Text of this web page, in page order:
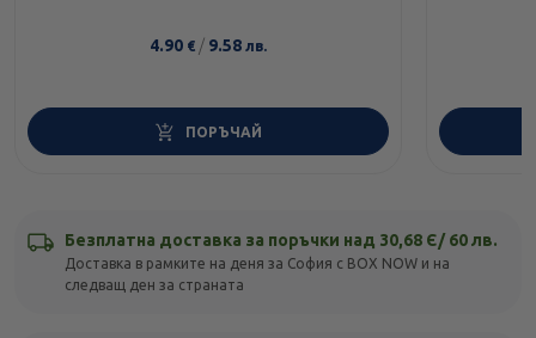
4.90 € / 9.58 лв.
ПОРЪЧАЙ
Безплатна доставка за поръчки над 30,68 Є/ 60 лв.
Доставка в рамките на деня за София с BOX NOW и на
следващ ден за страната